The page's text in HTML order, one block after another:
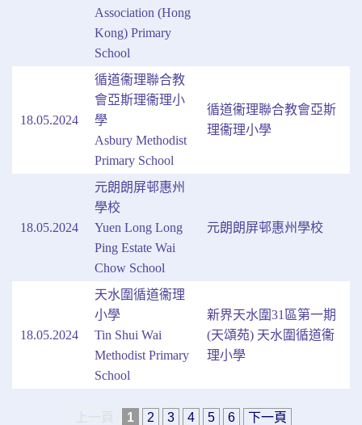
Association (Hong
Kong) Primary
School
18.05.2024
循道衞理聯合教
會亞斯理衞理小
學
Asbury Methodist
Primary School
循道衞理聯合教會亞斯
理衞理小學
18.05.2024
元朗朗屏邨惠州
學校
Yuen Long Long
Ping Estate Wai
Chow School
元朗朗屏邨惠州學校
18.05.2024
天水圍循道衞理
小學
Tin Shui Wai
Methodist Primary
School
新界天水圍31區第一期
(天頌苑) 天水圍循道衞
理小學
上一頁 1 2 3 4 5 6 下一頁